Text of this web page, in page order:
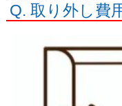
Q. 取り外し費